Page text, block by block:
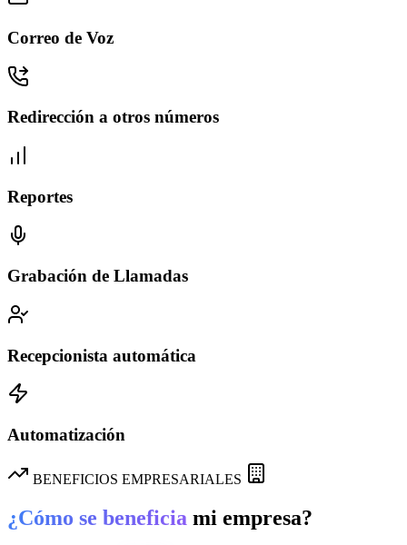
Correo de Voz
Redirección a otros números
Reportes
Grabación de Llamadas
Recepcionista automática
Automatización
BENEFICIOS EMPRESARIALES
¿Cómo se beneficia mi empresa?